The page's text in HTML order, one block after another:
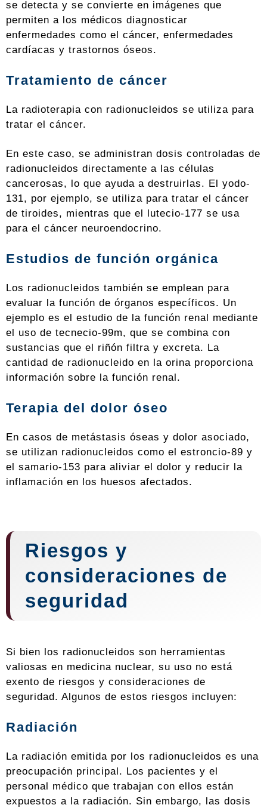
se detecta y se convierte en imágenes que
permiten a los médicos diagnosticar
enfermedades como el cáncer, enfermedades
cardíacas y trastornos óseos.
Tratamiento de cáncer
La radioterapia con radionucleidos se utiliza para
tratar el cáncer.
En este caso, se administran dosis controladas de
radionucleidos directamente a las células
cancerosas, lo que ayuda a destruirlas. El yodo-
131, por ejemplo, se utiliza para tratar el cáncer
de tiroides, mientras que el lutecio-177 se usa
para el cáncer neuroendocrino.
Estudios de función orgánica
Los radionucleidos también se emplean para
evaluar la función de órganos específicos. Un
ejemplo es el estudio de la función renal mediante
el uso de tecnecio-99m, que se combina con
sustancias que el riñón filtra y excreta. La
cantidad de radionucleido en la orina proporciona
información sobre la función renal.
Terapia del dolor óseo
En casos de metástasis óseas y dolor asociado,
se utilizan radionucleidos como el estroncio-89 y
el samario-153 para aliviar el dolor y reducir la
inflamación en los huesos afectados.
Riesgos y
consideraciones de
seguridad
Si bien los radionucleidos son herramientas
valiosas en medicina nuclear, su uso no está
exento de riesgos y consideraciones de
seguridad. Algunos de estos riesgos incluyen:
Radiación
La radiación emitida por los radionucleidos es una
preocupación principal. Los pacientes y el
personal médico que trabajan con ellos están
expuestos a la radiación. Sin embargo, las dosis